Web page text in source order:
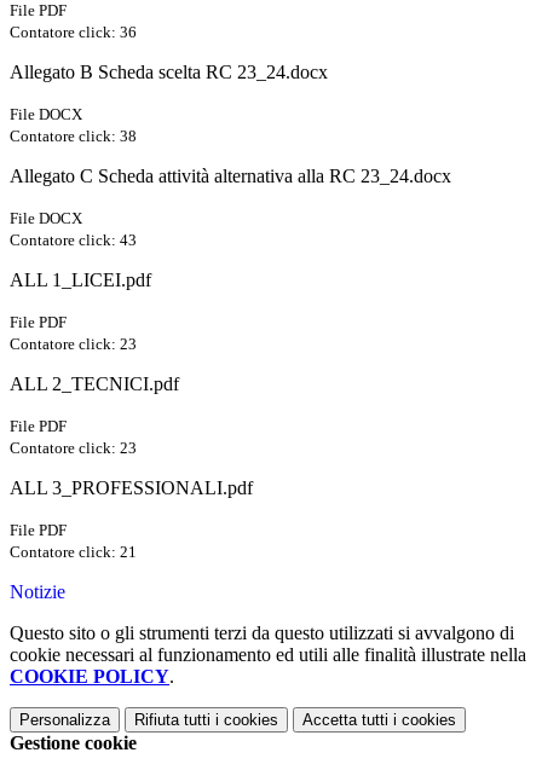
File PDF
Contatore click: 36
Allegato B Scheda scelta RC 23_24.docx
File DOCX
Contatore click: 38
Allegato C Scheda attività alternativa alla RC 23_24.docx
File DOCX
Contatore click: 43
ALL 1_LICEI.pdf
File PDF
Contatore click: 23
ALL 2_TECNICI.pdf
File PDF
Contatore click: 23
ALL 3_PROFESSIONALI.pdf
File PDF
Contatore click: 21
Notizie
Questo sito o gli strumenti terzi da questo utilizzati si avvalgono di
cookie necessari al funzionamento ed utili alle finalità illustrate nella
COOKIE POLICY.
Personalizza Rifiuta tutti i cookies Accetta tutti i cookies
Gestione cookie